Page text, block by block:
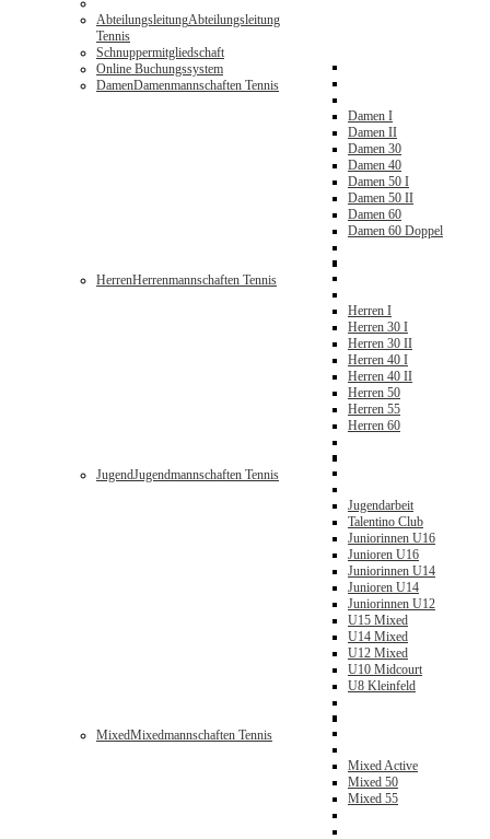
AbteilungsleitungAbteilungsleitung
Tennis
Schnuppermitgliedschaft
Online Buchungssystem
DamenDamenmannschaften Tennis
Damen I
Damen II
Damen 30
Damen 40
Damen 50 I
Damen 50 II
Damen 60
Damen 60 Doppel
HerrenHerrenmannschaften Tennis
Herren I
Herren 30 I
Herren 30 II
Herren 40 I
Herren 40 II
Herren 50
Herren 55
Herren 60
JugendJugendmannschaften Tennis
Jugendarbeit
Talentino Club
Juniorinnen U16
Junioren U16
Juniorinnen U14
Junioren U14
Juniorinnen U12
U15 Mixed
U14 Mixed
U12 Mixed
U10 Midcourt
U8 Kleinfeld
MixedMixedmannschaften Tennis
Mixed Active
Mixed 50
Mixed 55